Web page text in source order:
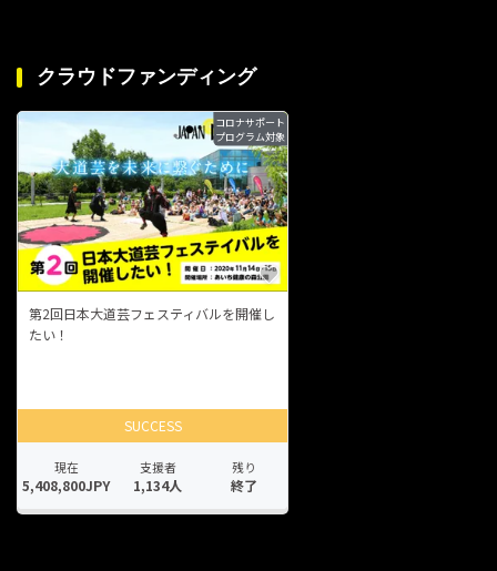
クラウドファンディング